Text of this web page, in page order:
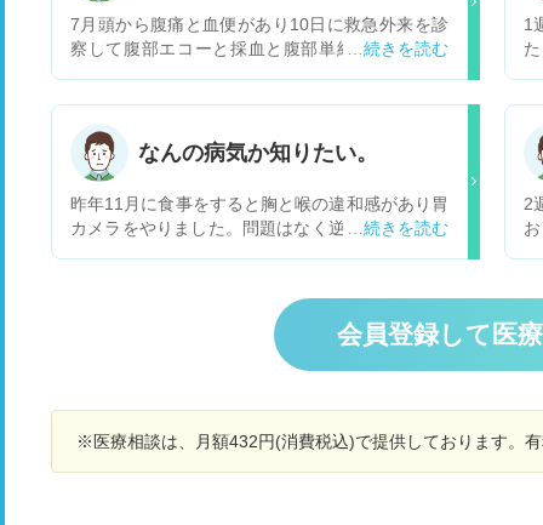
7月頭から腹痛と血便があり10日に救急外来を診
察して腹部エコーと採血と腹部単純CTと触診と
れ血便は痔だと思うと言われたんですが救急外来
で肛門に指入れる診察でしこりや痔はないと言わ
れたのに何故痔だと言ったのか不思議で腹痛の原
因は腸の蠕動運動の活発が原因だと言われまし
た。僕としては親父が大腸がんで今まで大腸カメ
ラやってなくて毎日怖くて不安で寝れなく食欲な
した大腸がんが映るとしたら何cmくらいから映
るのですか？３つ目は腸の蠕動運動が活発で血便
出ますか？よろしくお願いします。長文失礼しま
1
なんの病気か知りたい。
昨年11月に食事をすると胸と喉の違和感があり胃
カメラをやりました。問題はなく逆流性食道炎と
の病気を疑い、MRI、MRCP、CT検査をしました
が異常ありませんでした。超音波内視鏡検査をし
たほうが良いでしょうか。医者は様子見と言われ
てます。 一応、胸の痛みは心電図、CTで異常な
2
会員登録して医
※医療相談は、月額432円(消費税込)で提供しております。